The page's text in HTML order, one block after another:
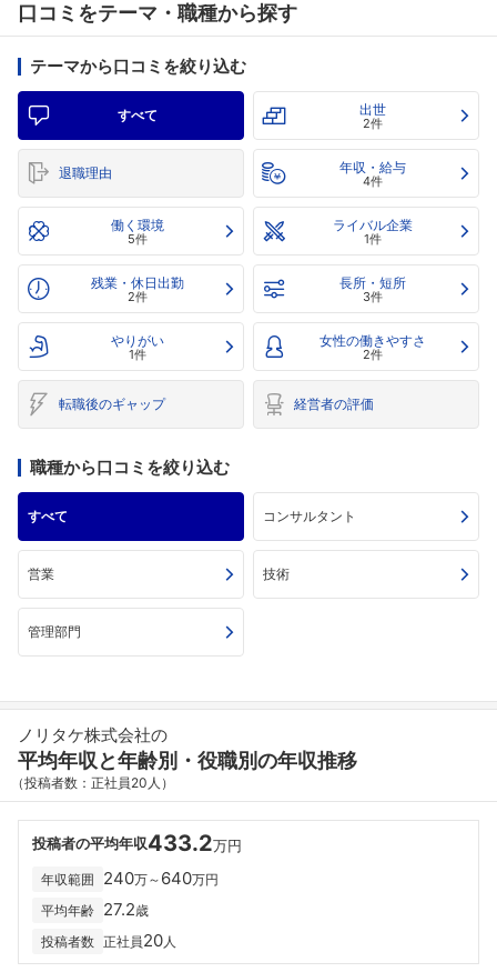
口コミをテーマ・職種から探す
テーマから口コミを絞り込む
すべて 出世
2件
退職理由 年収・給与
4件
働く環境
5件
ライバル企業
1件
残業・休日出勤
2件
長所・短所
3件
やりがい
1件
女性の働きやすさ
2件
転職後のギャップ 経営者の評価
職種から口コミを絞り込む
すべて コンサルタント
営業 技術
管理部門
ノリタケ株式会社の
平均年収と年齢別・役職別の年収推移
（投稿者数：正社員20人）
投稿者の平均年収433.2万円
年収範囲 240万～ 640万円
平均年齢 27.2歳
投稿者数 正社員20人